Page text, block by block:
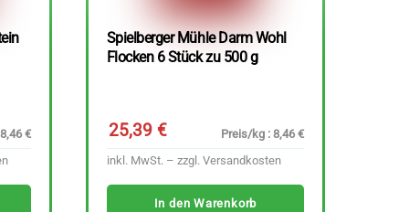
€
Spielberger Mühle Darm Wohl
Flocken 6 Stück zu 500 g
25,39€
Preis/kg : 8,46 €
inkl. MwSt. – zzgl. Versandkosten
In den Warenkorb